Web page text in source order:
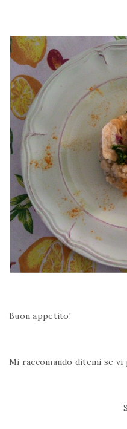
Buon appetito!
Mi raccomando ditemi se